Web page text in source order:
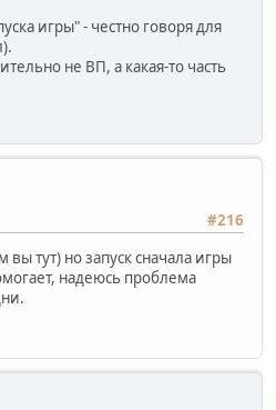
игры" - честно говоря для
не ВП, а какая-то часть
#216
тут) но запуск сначала игры
надеюсь проблема